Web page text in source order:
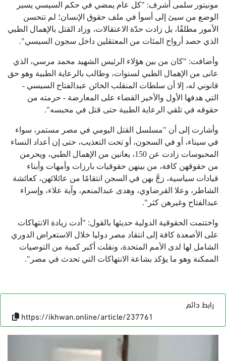
مونيتور سلمى أشرف: "كل عام يمضي في حكم السيسي يسير
الوضع من سيئ إلى أسوأ في ملف حقوق الإنسان؛ لم تتحسن
الأمور مطلقًا، بل زادت حدّة الاعتقالات، وزاد القتل بالإهمال الطبي
الذي حصد أرواح المئات من المعتقلين داخل سجون السيسي".
وأضافت: "كان من بين هؤلاء الرئيس الشهيد محمد مرسي، الذي
عانى من الإهمال الطبي لسنوات، وطالب بالرعاية الطبية وهو حق
قانوني له، إلا أن سلطات المنقلب الخائن عبدالفتاح السيسي -
التي هدفها الأول والأخير القضاء على المعارضة - حرمته من
حقوقه في تلقي الرعاية الطبية حتى قتل في محبسه".
وأشارت إلى أن "مسلسل القتل اليومي في مصر مستمر، سواء
في سيناء، أو في السجون، أو تحت التعذيب، حتى إن أعداد النساء
المحبوسات زادت عن 150، يعانين من الإهمال الطبي، ويحرمن
من حقوقهن كافة، من بينهن حقوقيات بارزات وأمهات وأبناء
قيادات سياسية، زجَّ بهن في السجن انتقامًا من عائلائهن، كعائشة
الشاطر، وعلا القرضاوي، وهدى عبدالمنعم، وآية علاء، وإسراء
عبدالفتاح وغيرهن كثر".
واختتمت الحقوقية الدولية حديثها بالقول: "أدت زيادة الانتهاكات
على الأصعدة كافة إلى انتقاد مصر دوليا خلال الاستعراض الدوري
الشامل لها لدى الأمم المتحدة، ونقلت أكبر كمية من التوصيات
الممكنة وهو ما يؤكد بشاعة الانتهاكات التي تحدث في مصر".
رابط دائم
https://ikhwan.online/article/237761